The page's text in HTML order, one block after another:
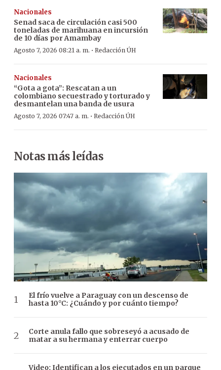
Nacionales
Senad saca de circulación casi 500
toneladas de marihuana en incursión
de 10 días por Amambay
Agosto 7, 2026 08:21 a. m. · Redacción ÚH
Nacionales
“Gota a gota”: Rescatan a un
colombiano secuestrado y torturado y
desmantelan una banda de usura
Agosto 7, 2026 07:47 a. m. · Redacción ÚH
Notas más leídas
El frío vuelve a Paraguay con un descenso de
hasta 10°C: ¿Cuándo y por cuánto tiempo?
Corte anula fallo que sobreseyó a acusado de
matar a su hermana y enterrar cuerpo
Video: Identifican a los ejecutados en un parque